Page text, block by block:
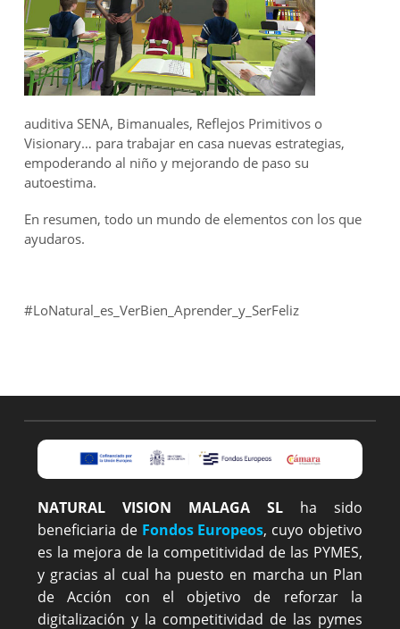
auditiva SENA, Bimanuales, Reflejos Primitivos o
Visionary… para trabajar en casa nuevas estrategias,
empoderando al niño y mejorando de paso su
autoestima.
En resumen, todo un mundo de elementos con los que
ayudaros.
#LoNatural_es_VerBien_Aprender_y_SerFeliz
NATURAL VISION MALAGA SL ha sido
beneficiaria de Fondos Europeos, cuyo objetivo
es la mejora de la competitividad de las PYMES,
y gracias al cual ha puesto en marcha un Plan
de Acción con el objetivo de reforzar la
digitalización y la competitividad de las pymes